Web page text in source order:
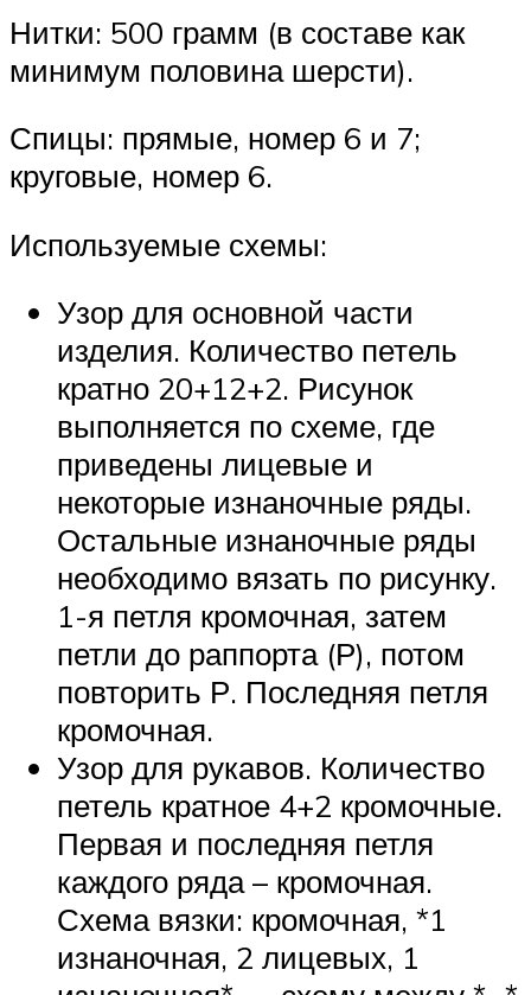
Нитки: 500 грамм (в составе как
минимум половина шерсти).
Спицы: прямые, номер 6 и 7;
круговые, номер 6.
Используемые схемы:
Узор для основной части
изделия. Количество петель
кратно 20+12+2. Рисунок
выполняется по схеме, где
приведены лицевые и
некоторые изнаночные ряды.
Остальные изнаночные ряды
необходимо вязать по рисунку.
1-я петля кромочная, затем
петли до раппорта (Р), потом
повторить Р. Последняя петля
кромочная.
Узор для рукавов. Количество
петель кратное 4+2 кромочные.
Первая и последняя петля
каждого ряда – кромочная.
Схема вязки: кромочная, *1
изнаночная, 2 лицевых, 1